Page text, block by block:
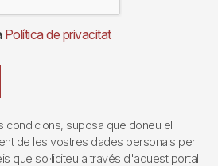
Política de privacitat
condicions, suposa que doneu el
de les vostres dades personals per
que sol·liciteu a través d'aquest portal